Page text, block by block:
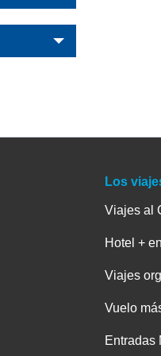
Los
Viajes al
Hotel +
Viajes
Vuelo
Entradas